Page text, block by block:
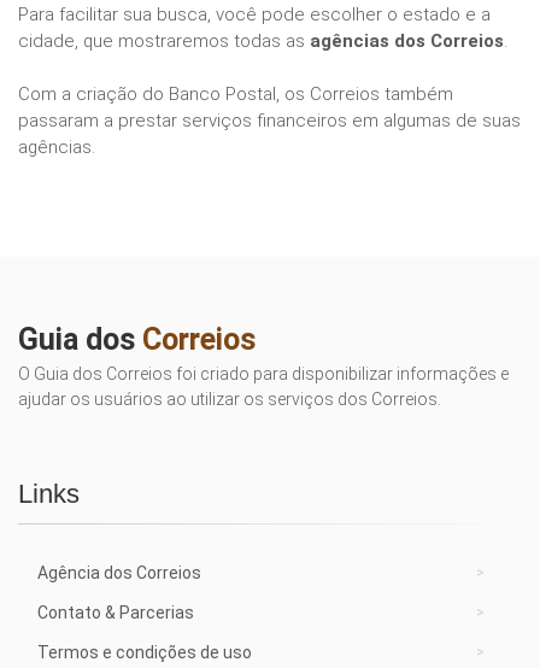
Para facilitar sua busca, você pode escolher o estado e a
cidade, que mostraremos todas as agências dos Correios.
Com a criação do Banco Postal, os Correios também
passaram a prestar serviços financeiros em algumas de suas
agências.
Guia dos Correios
O Guia dos Correios foi criado para disponibilizar informações e
ajudar os usuários ao utilizar os serviços dos Correios.
Links
Agência dos Correios
Contato & Parcerias
Termos e condições de uso